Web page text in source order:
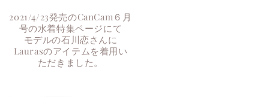
2021/4/23発売のCanCam６月
号の水着特集ページにて
モデルの石川恋さんに
Laurasのアイテムを着用い
ただきました。